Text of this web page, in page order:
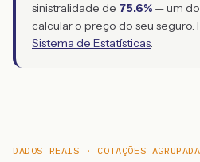
sinistralidade de 75.6% — um
calcular o preço do seu seguro.
Sistema de Estatísticas.
DADOS REAIS · COTAÇÕES